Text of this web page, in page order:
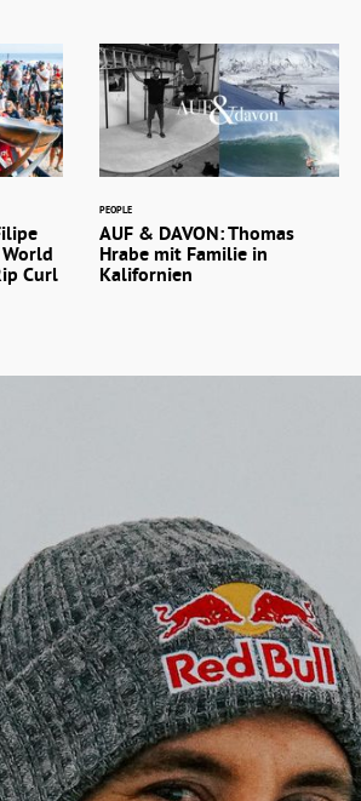
Curl
PEOPLE
AUF & DAVON: Thomas
Hrabe mit Familie in
Kalifornien